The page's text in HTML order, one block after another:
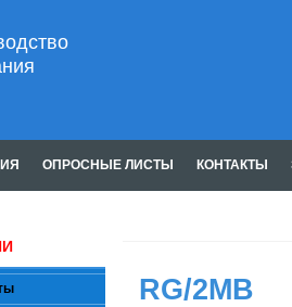
ОПРОСНЫЕ ЛИСТЫ КОНТАКТЫ
RG/2MB